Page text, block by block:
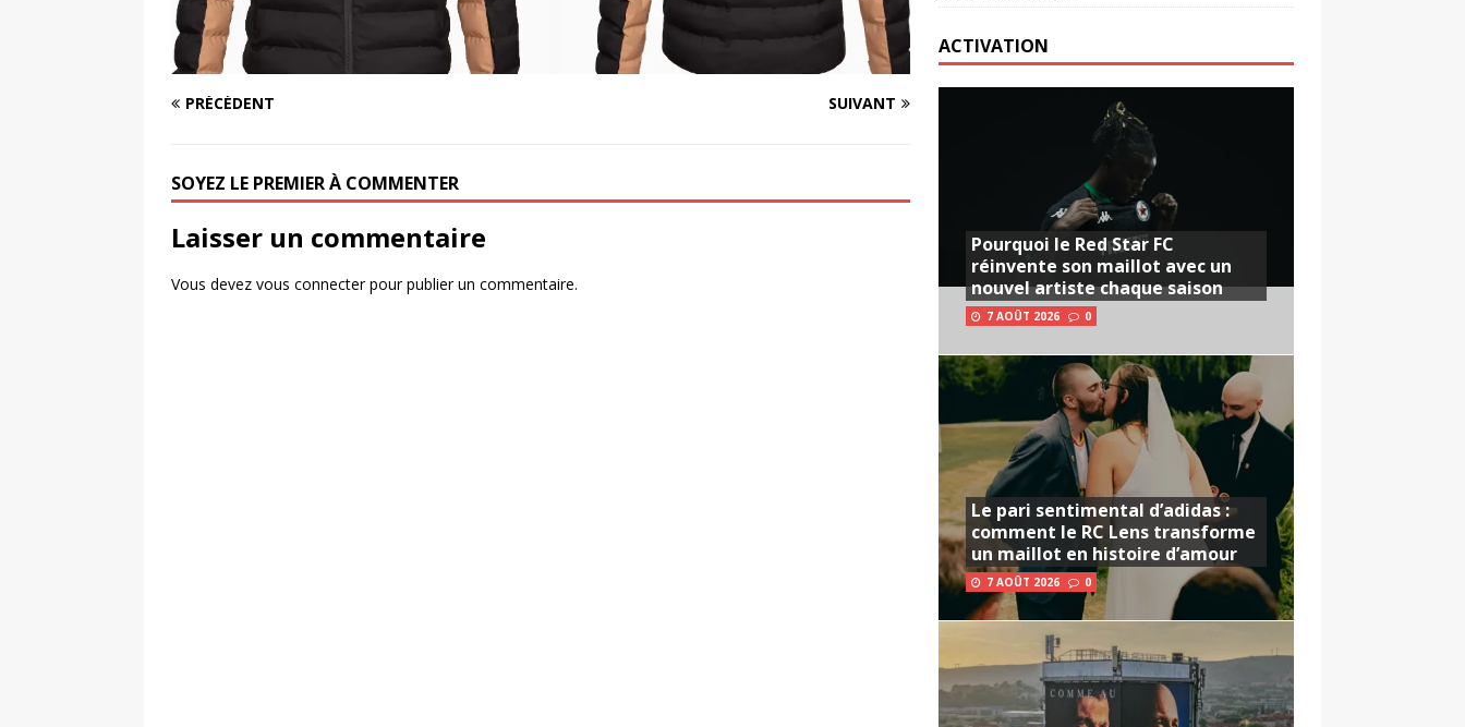
PRÉCÉDENT SUIVANT
SOYEZ LE PREMIER À COMMENTER
Laisser un commentaire
Vous devez vous connecterpour publier un commentaire.
ACTIVATION
Pourquoi le Red Star FC
réinvente son maillot avec un
nouvel artiste chaque saison
7 AOÛT 2026 0
Le pari sentimental d’adidas :
comment le RC Lens transforme
un maillot en histoire d’amour
7 AOÛT 2026 0